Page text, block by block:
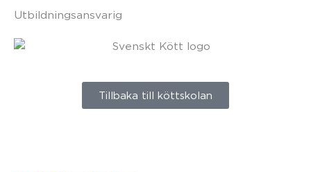
Utbildningsansvarig
Tillbaka till köttskolan